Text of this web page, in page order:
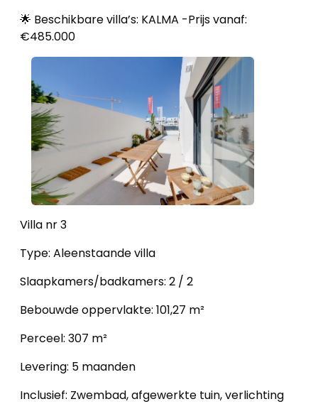
🌟 Beschikbare villa’s: KALMA -Prijs vanaf:
€485.000
Villa nr 3
Type: Aleenstaande villa
Slaapkamers/badkamers: 2 / 2
Bebouwde oppervlakte: 101,27 m²
Perceel: 307 m²
Levering: 5 maanden
Inclusief: Zwembad, afgewerkte tuin, verlichting